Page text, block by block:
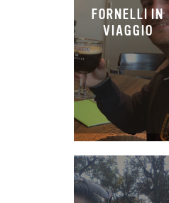
FORNELLI IN
VIAGGIO